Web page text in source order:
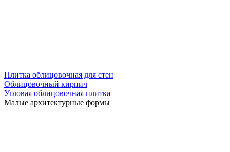
Плитка облицовочная для стен
Облицовочный кирпич
Угловая облицовочная плитка
Малые архитектурные формы